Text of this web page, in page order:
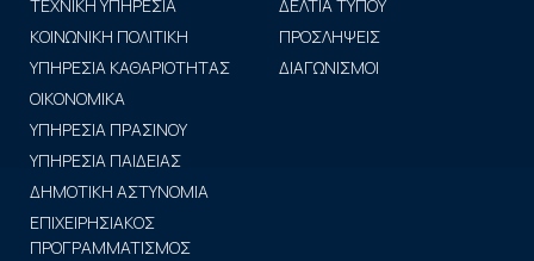
ΤΕΧΝΙΚΗ ΥΠΗΡΕΣΙΑ
ΚΟΙΝΩΝΙΚΗ ΠΟΛΙΤΙΚΗ
ΥΠΗΡΕΣΙΑ ΚΑΘΑΡΙΟΤΗΤΑΣ
ΟΙΚΟΝΟΜΙΚΑ
ΥΠΗΡΕΣΙΑ ΠΡΑΣΙΝΟΥ
ΥΠΗΡΕΣΙΑ ΠΑΙΔΕΙΑΣ
ΔΗΜΟΤΙΚΗ ΑΣΤΥΝΟΜΙΑ
ΕΠΙΧΕΙΡΗΣΙΑΚΟΣ
ΠΡΟΓΡΑΜΜΑΤΙΣΜΟΣ
ΔΕΛΤΙΑ ΤΥΠΟΥ
ΠΡΟΣΛΗΨΕΙΣ
ΔΙΑΓΩΝΙΣΜΟΙ